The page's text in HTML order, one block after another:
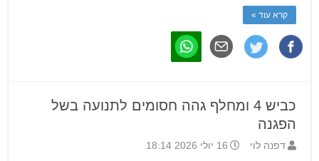
קרא עוד »
כביש 4 ומחלף גהה חסומים לתנועה בשל
הפגנה
דפנה לוי 16 יולי 2026 18:14